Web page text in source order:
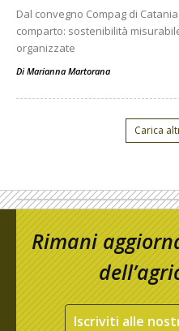
Dal convegno Compag di
comparto: sostenibilità
organizzate
Di Marianna Martorana
Carica
Rimani
Iscriviti alle